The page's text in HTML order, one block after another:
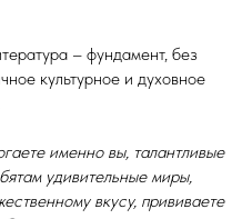
– фундамент, без
культурное и духовное
именно вы, талантливые
удивительные миры,
вкусу, прививаете